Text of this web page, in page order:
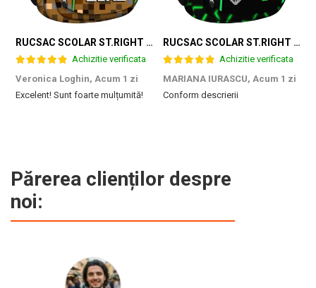
RUCSAC SCOLAR ST.RIGHT 4 COMPARTIMENTE BP-04 GAME ZONE 698187
Achizitie verificata
Veronica Loghin, Acum 1 zi
Excelent! Sunt foarte mulțumită!
RUCSAC SCOLAR ST.RIGHT 4 COMPARTIMENTE BP-04 GREEN LEVEL 301339
Achizitie verificata
MARIANA IURASCU, Acum 1 zi
Conform descrierii
Părerea clienților despre
noi: